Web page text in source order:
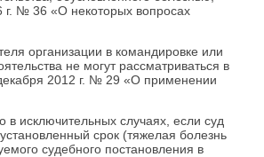
г. № 36 «О некоторых вопросах
организации в командировке или
не могут рассматриваться в
2012 г. № 29 «О применении
исключительных случаях, если суд
срок (тяжелая болезнь
судебного постановления в